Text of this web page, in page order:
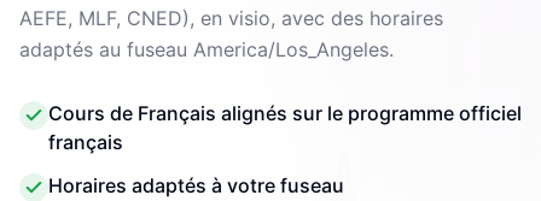
AEFE, MLF, CNED), en visio, avec des horaires
adaptés au fuseau America/Los_Angeles.
Cours de Français alignés sur le programme officiel
français
Horaires adaptés à votre fuseau